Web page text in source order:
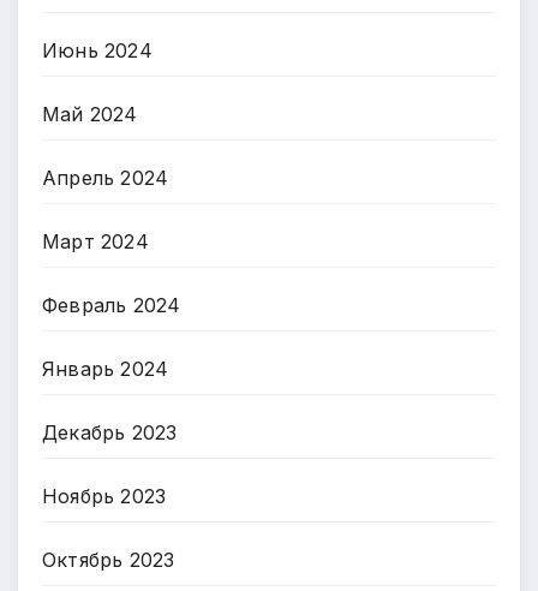
Июнь 2024
Май 2024
Апрель 2024
Март 2024
Февраль 2024
Январь 2024
Декабрь 2023
Ноябрь 2023
Октябрь 2023